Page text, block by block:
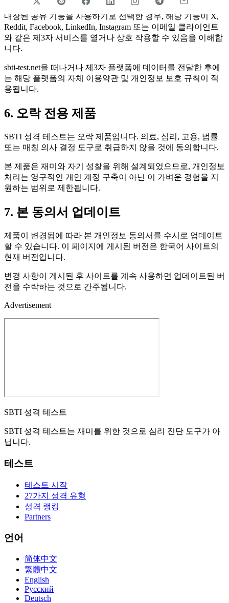
내장된 공유 기능을 사용하기로 선택한 경우, 해당 기능이 X,
Reddit, Facebook, LinkedIn, Instagram 또는 이메일 클라이언트
와 같은 제3자 서비스를 열거나 상호 작용할 수 있음을 이해합
니다.
sbti-test.net을 떠나거나 제3자 플랫폼에 데이터를 전달한 후에
는 해당 플랫폼의 자체 이용약관 및 개인정보 보호 규칙이 적
용됩니다.
6. 오락 전용 제품
SBTI 성격 테스트는 오락 제품입니다. 의료, 심리, 고용, 법률
또는 매칭 의사 결정 도구로 취급하지 않을 것에 동의합니다.
본 제품은 재미와 자기 성찰을 위해 설계되었으므로, 개인정보
처리는 영구적인 개인 계정 구축이 아닌 이 가벼운 경험을 지
원하는 범위로 제한됩니다.
7. 본 동의서 업데이트
제품이 변경됨에 따라 본 개인정보 동의서를 수시로 업데이트
할 수 있습니다. 이 페이지에 게시된 버전은 한국어 사이트의
현재 버전입니다.
변경 사항이 게시된 후 사이트를 계속 사용하면 업데이트된 버
전을 수락하는 것으로 간주됩니다.
Advertisement
SBTI 성격 테스트
SBTI 성격 테스트는 재미를 위한 것으로 심리 진단 도구가 아
닙니다.
테스트
테스트 시작
27가지 성격 유형
성격 랭킹
Partners
언어
简体中文
繁體中文
English
Русский
Deutsch